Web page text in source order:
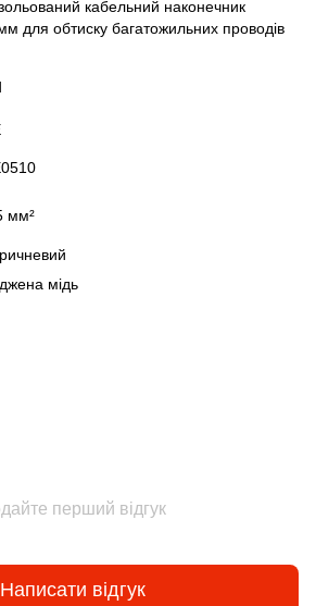
кабельний наконечник
для обтиску багатожильних проводів
мм²
мідь
перший відгук
Написати відгук